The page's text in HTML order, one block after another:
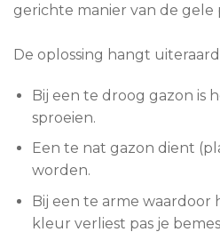
gerichte manier van de
De oplossing hangt
Bij een te droog gazon is
sproeien.
Een te nat gazon dient
worden.
Bij een te arme waardoor
kleur verliest pas je